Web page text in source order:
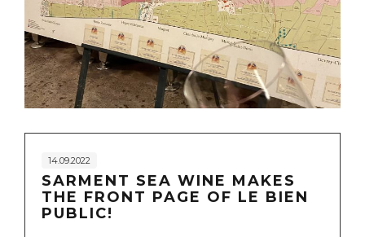
14.09.2022
SARMENT SEA WINE MAKES
THE FRONT PAGE OF LE BIEN
PUBLIC!